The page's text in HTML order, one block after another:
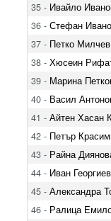
35 - Ивайло
36 - Стефан
37 - Петко
38 - Хюсеин
39 - Марина
40 - Васил
41 - Айтен Хасан
42 - Петър
43 - Райна
44 - Иван
45 - Александра
46 - Ралица